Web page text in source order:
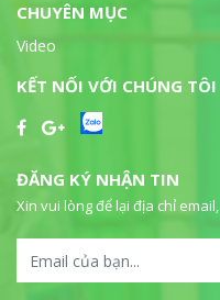
CHUYÊN MỤC
Video
KẾT NỐI VỚI CHÚNG TÔI
ĐĂNG KÝ NHẬN TIN
Xin vui lòng để lại địa chỉ email,